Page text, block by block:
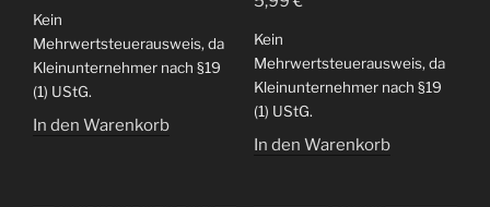
Kein
Mehrwertsteuerausweis, da
Kleinunternehmer nach §19
(1) UStG.
In den Warenkorb
Kein
Mehrwertsteuerausweis, da
Kleinunternehmer nach §19
(1) UStG.
In den Warenkorb